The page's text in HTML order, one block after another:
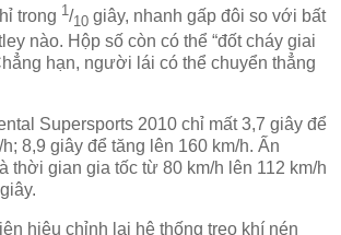
trong 1 /10 giây, nhanh gấp đôi so với bất
nào. Hộp số còn có thể “đốt cháy giai
hạn, người lái có thể chuyển thẳng
Supersports 2010 chỉ mất 3,7 giây để
8,9 giây để tăng lên 160 km/h. Ấn
thời gian gia tốc từ 80 km/h lên 112 km/h
hiệu chỉnh lại hệ thống treo khí nén